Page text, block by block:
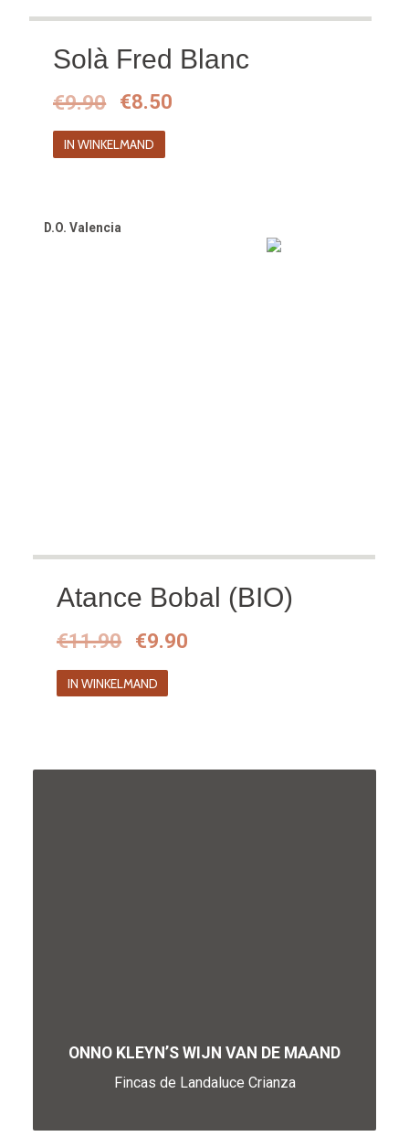
Solà Fred Blanc
€9.90
Oorspronkelijke
prijs
was:
€8.50
IN WINKELMAND
D.O. Valencia
Atance Bobal (BIO)
€11.90
Oorspronkelijke
prijs
was:
€9.90
IN WINKELMAND
ONNO KLEYN’S WIJN VAN DE MAAND
Fincas de Landaluce Crianza